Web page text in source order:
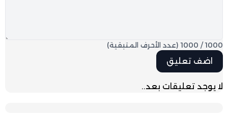
1000
/
1000 (عدد الأحرف المتبقية)
لا يوجد تعليقات بعد..